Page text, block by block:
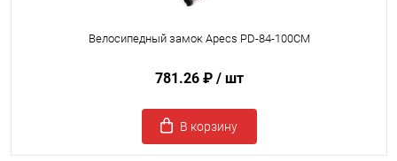
Велосипедный замок Apecs PD-84-100СМ
781.26 ₽ / шт
В корзину